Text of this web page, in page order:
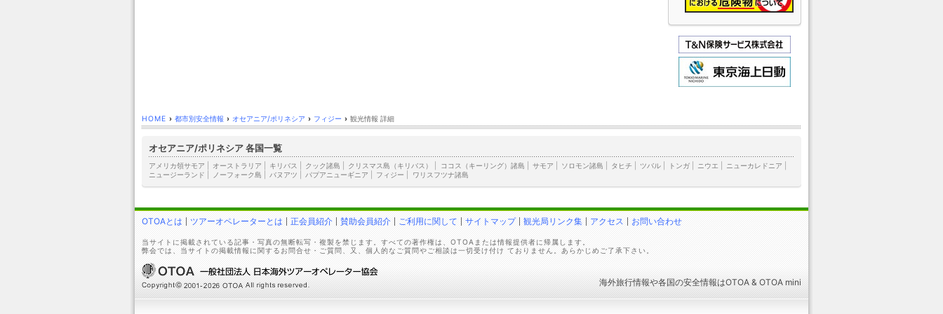
HOME › 都市別安全情報 › オセアニア/ポリネシア › フィジー › 観光情報 詳細
オセアニア/ポリネシア 各国一覧
アメリカ領サモア オーストラリア キリバス クック諸島 クリスマス島（キリバス） ココス（キーリング）諸島 サモア ソロモン諸島 タヒチ ツバル| トンガ ニウエ ニューカレドニア
ニュージーランド
ノーフォーク島 バヌアツ パプアニューギニア フィジー ワリスフツナ諸島
OTOAとは ツアーオペレーターとは 正会員紹介 賛助会員紹介 ご利用に関して サイトマップ 観光局リンク集 アクセス お問い合わせ
当サイトに掲載されている記事・写真の無断転写・複製を禁じます。すべての著作権は、OTOAまたは情報提供者に帰属します。
弊会では、当サイトの掲載情報に関するお問合せ・ご質問、又、個人的なご質問やご相談は一切受け付け ておりません。あらかじめご了承下さい。
海外旅行情報や各国の安全情報はOTOA & OTOA mini